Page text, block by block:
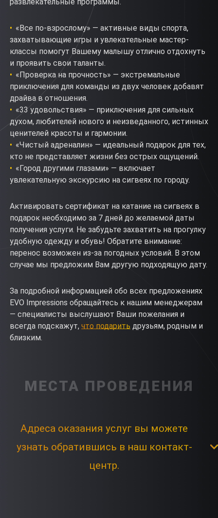
«Все по-взрослому» — активные виды спорта,
захватывающие игры и увлекательные мастер-
классы помогут Вашему малышу отлично отдохнуть
и проявить свои таланты.
«Проверка на прочность» — экстремальные
приключения для команды из двух человек добавят
драйва в отношения.
«33 удовольствия» — приключения для сильных
духом, любителей нового и неизведанного, истинных
ценителей красоты и гармонии.
«Чистый адреналин» — идеальный подарок для тех,
кто не представляет жизни без острых ощущений.
«Город другими глазами» — включает
увлекательную экскурсию на сигвеях по городу.
Активировать сертификат на катание на сигвеях в
подарок необходимо за 7 дней до желаемой даты
получения услуги. Не забудьте захватить на прогулку
удобную одежду и обувь! Обратите внимание:
перенос возможен из-за погодных условий. В этом
случае мы предложим Вам другую подходящую дату.
За подробной информацией обо всех предложениях
EVO Impressions обращайтесь к нашим менеджерам
— специалисты выслушают Ваши пожелания и
всегда подскажут, что подарить друзьям, родным и
близким.
МЕСТА ПРОВЕДЕНИЯ
Адреса оказания услуг вы можете
узнать обратившись в наш контакт-
центр.